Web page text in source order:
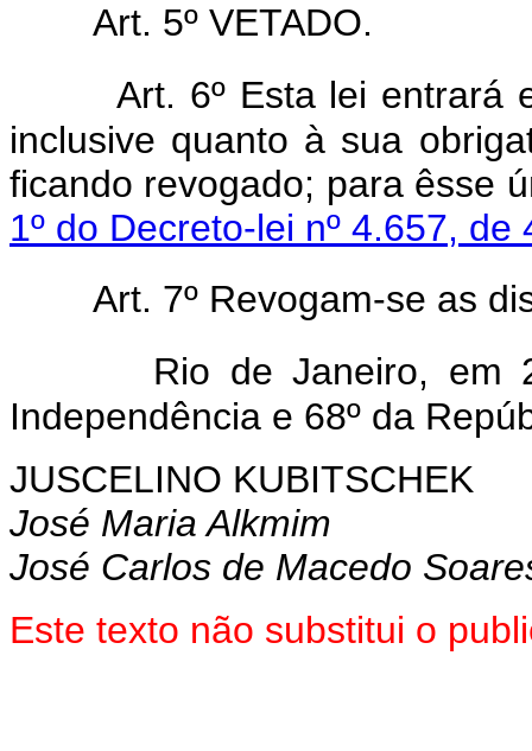
Art. 5º VETADO.
Art. 6º Esta lei entrará
inclusive quanto à sua
ficando revogado; para êsse
1º do Decreto-lei nº 4.657,
Art. 7º Revogam-se as
Rio de Janeiro, em
Independência e 68º da
JUSCELINO KUBITSCHEK
José Maria Alkmim
José Carlos de Macedo
Este texto não substitui o